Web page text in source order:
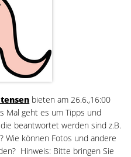
bieten am 26.6.,16:00
Mal geht es um Tipps und
beantwortet werden sind z.B.
Wie können Fotos und andere
Hinweis: Bitte bringen Sie